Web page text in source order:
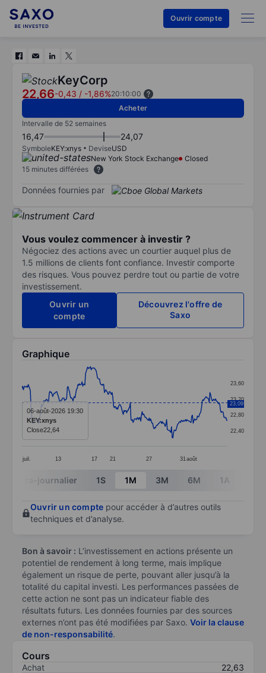
Ouvrir compte
KeyCorp
22,66-0,43 / -1,86%20:10:00
Acheter
Intervalle de 52 semaines
16,47 24,07
SymboleKEY:xnys DeviseUSD
New York Stock Exchange
Closed
15 minutes différées
Données fournies par
Vous voulez commencer à investir ?
Négociez des actions avec un courtier auquel plus de
1.5 millions de clients font confiance. Investir comporte
des risques. Vous pouvez perdre tout ou partie de votre
investissement.
Ouvrir un
compte
Découvrez l'offre de
Saxo
Graphique
Line chart with 295 data points.
The chart has 1 X axis displaying categories.
The chart has 1 Y axis displaying values. Data
juil. 13 17 21 27 31 août
22,40
22,80
23,20
23,60
23,09
06-août-2026 19:30
KEY:xnys
Close22,64
End of interactive chart.
Intra-journalier 1S 1M 3M 6M 1A
Ouvrir un compte pour accéder à d’autres outils
techniques et d’analyse.
Bon à savoir : L’investissement en actions présente un
potentiel de rendement à long terme, mais implique
également un risque de perte, pouvant aller jusqu’à la
totalité du capital investi. Les performances passées de
cette action ne sont pas un indicateur fiable des
résultats futurs. Les données fournies par des sources
externes n’ont pas été modifiées par Saxo. Voir la clause
de non-responsabilité.
Cours
Achat
22,63